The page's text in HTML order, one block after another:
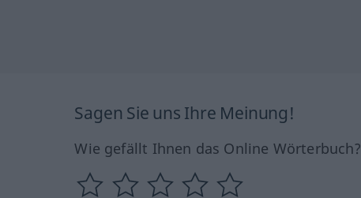
Sagen Sie uns Ihre Meinung!
Wie gefällt Ihnen das Online Wörterbuch?